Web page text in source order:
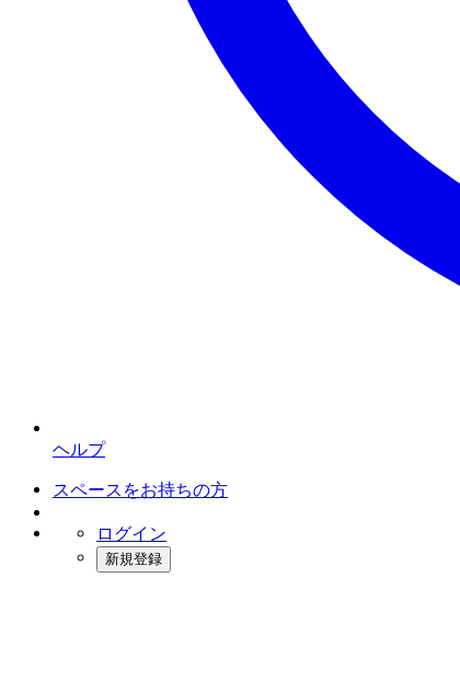
ヘルプ
スペースをお持ちの方
ログイン
新規登録